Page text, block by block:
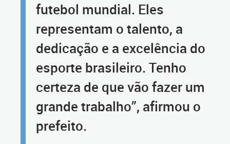
futebol mundial. Eles
representam o talento, a
dedicação e a excelência do
esporte brasileiro. Tenho
certeza de que vão fazer um
grande trabalho”, afirmou o
prefeito.